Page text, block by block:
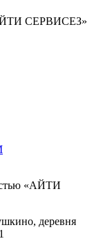
СЕРВИСЕЗ»
«АЙТИ
деревня